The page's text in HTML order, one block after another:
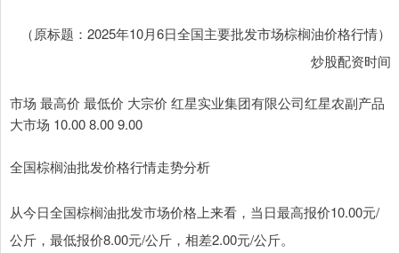
（原标题：2025年10月6日全国主要批发市场棕榈油价格行情）
炒股配资时间
市场 最高价 最低价 大宗价 红星实业集团有限公司红星农副产品
大市场 10.00 8.00 9.00
全国棕榈油批发价格行情走势分析
从今日全国棕榈油批发市场价格上来看，当日最高报价10.00元/
公斤，最低报价8.00元/公斤，相差2.00元/公斤。